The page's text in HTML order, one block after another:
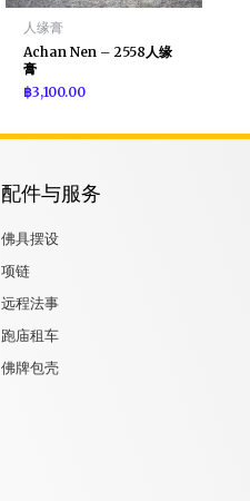
人缘膏
Achan Nen – 2558人缘
膏
฿3,100.00
配件与服务
佛具摆设
项链
远程法事
跑庙租车
佛牌包壳